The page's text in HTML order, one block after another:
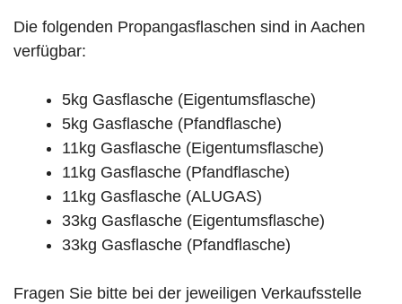
Die folgenden Propangasflaschen sind in Aachen
verfügbar:
5kg Gasflasche (Eigentumsflasche)
5kg Gasflasche (Pfandflasche)
11kg Gasflasche (Eigentumsflasche)
11kg Gasflasche (Pfandflasche)
11kg Gasflasche (ALUGAS)
33kg Gasflasche (Eigentumsflasche)
33kg Gasflasche (Pfandflasche)
Fragen Sie bitte bei der jeweiligen Verkaufsstelle